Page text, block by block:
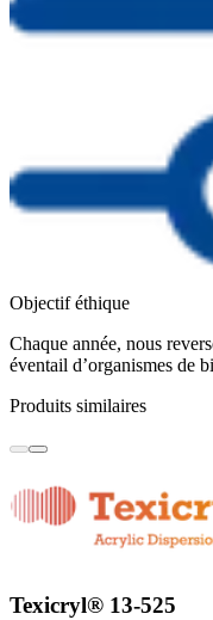
Objectif éthique
Chaque année, nous
éventail d’organismes de
Produits similaires
Texicryl® 13-525